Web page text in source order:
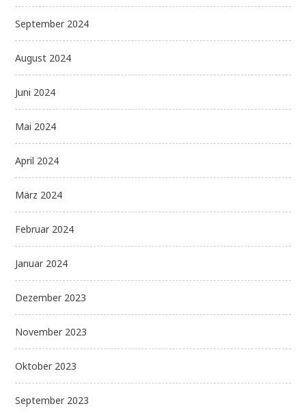
September 2024
August 2024
Juni 2024
Mai 2024
April 2024
März 2024
Februar 2024
Januar 2024
Dezember 2023
November 2023
Oktober 2023
September 2023